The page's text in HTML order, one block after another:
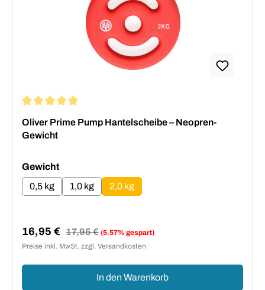
Oliver Prime Pump Hantelscheibe – Neopren-
Gewicht
Gewichtauswählen
0,5 kg
1,0 kg 2,0 kg
Verkaufspreis:
16,95 € Regulärer Preis:
17,95 € (5.57% gespart)
Preise inkl. MwSt. zzgl. Versandkosten
In den Warenkorb